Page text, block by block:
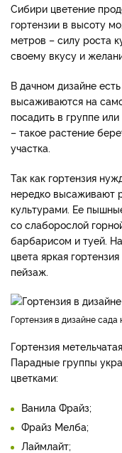
Сибири цветение
гортензии в высоту
метров – силу роста
своему вкусу и
В дачном дизайне
высаживаются на
посадить в группе
– такое растение
участка.
Так как гортензия
нередко высаживают
культурами. Ее
со слаборослой
барбарисом и туей.
цвета яркая
пейзаж.
гортензия в дизайне
Гортензия
Парадные группы
цветками:
Ванила Фрайз;
Фрайз Мелба;
Лаймлайт;